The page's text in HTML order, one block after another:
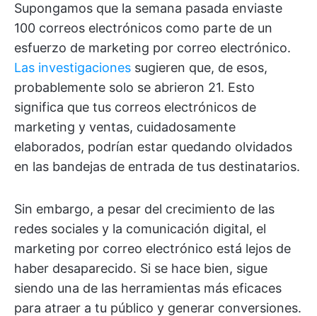
Supongamos que la semana pasada enviaste
100 correos electrónicos como parte de un
esfuerzo de marketing por correo electrónico.
Las investigaciones sugieren que, de esos,
probablemente solo se abrieron 21. Esto
significa que tus correos electrónicos de
marketing y ventas, cuidadosamente
elaborados, podrían estar quedando olvidados
en las bandejas de entrada de tus destinatarios.
Sin embargo, a pesar del crecimiento de las
redes sociales y la comunicación digital, el
marketing por correo electrónico está lejos de
haber desaparecido. Si se hace bien, sigue
siendo una de las herramientas más eficaces
para atraer a tu público y generar conversiones.